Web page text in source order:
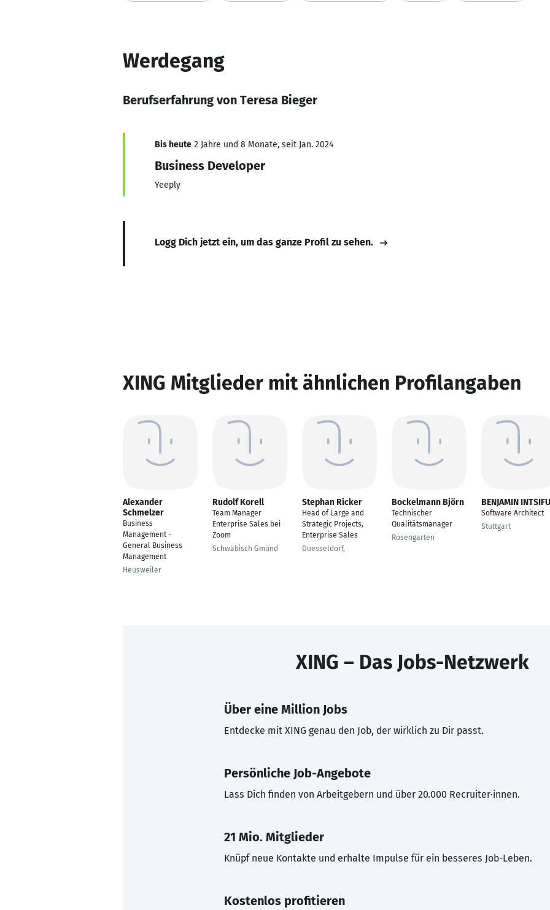
Werdegang
Berufserfahrung von Teresa Bieger
Bis heute 2 Jahre und 8 Monate, seit Jan. 2024
Business Developer
Yeeply
Logg Dich jetzt ein, um das ganze Profil zu sehen.
XING Mitglieder mit ähnlichen Profilangaben
Alexander
Schmelzer
Business
Management -
General Business
Management
Heusweiler
Rudolf Korell
Team Manager
Enterprise Sales bei
Zoom
Schwäbisch Gmünd
Stephan Ricker
Head of Large and
Strategic Projects,
Enterprise Sales
Duesseldorf,
Bockelmann Björn
Technischer
Qualitätsmanager
Rosengarten
BENJAMIN
Software Architect
Stuttgart
XING – Das Jobs-Netzwerk
Über eine Million Jobs
Entdecke mit XING genau den Job, der wirklich zu Dir passt.
Persönliche Job-Angebote
Lass Dich finden von Arbeitgebern und über 20.000 Recruiter·innen.
21 Mio. Mitglieder
Knüpf neue Kontakte und erhalte Impulse für ein besseres Job-Leben.
Kostenlos profitieren